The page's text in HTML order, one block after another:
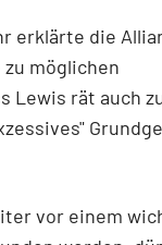
erklärte die
möglichen
Lewis rät auch
vor einem